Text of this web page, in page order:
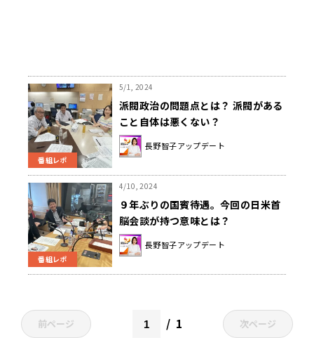
番組レポ
5/1, 2024
派閥政治の問題点とは？ 派閥がある
こと自体は悪くない？
長野智子アップデート
番組レポ
4/10, 2024
９年ぶりの国賓待遇。今回の日米首
脳会談が持つ意味とは？
長野智子アップデート
前ページ 1 次ページ